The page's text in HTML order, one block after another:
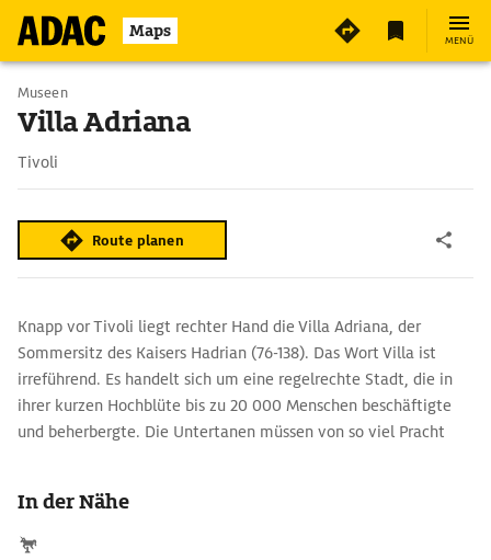
Maps MENÜ
Museen
Villa Adriana
Tivoli
Route planen
Knapp vor Tivoli liegt rechter Hand die Villa Adriana, der
Sommersitz des Kaisers Hadrian (76-138). Das Wort Villa ist
irreführend. Es handelt sich um eine regelrechte Stadt, die in
ihrer kurzen Hochblüte bis zu 20 000 Menschen beschäftigte
und beherbergte. Die Untertanen müssen von so viel Pracht
bedecken 1,5 qkm in einem Stil, der stark an das Barock
erinnert.
In der Nähe